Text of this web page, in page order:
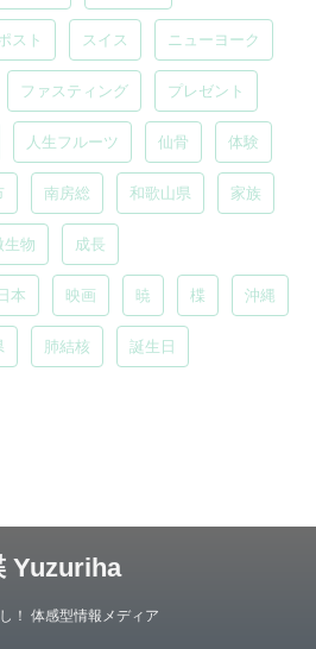
スト スイス ニューヨーク
ファスティング プレゼント
人生フルーツ 仙骨 体験
南房総 和歌山県 家族
生物 成長
日本 映画 暁 楪 沖縄
肺結核 誕生日
Yuzuriha
！ 体感型情報メディア
, 2026 All Rights Reserved.